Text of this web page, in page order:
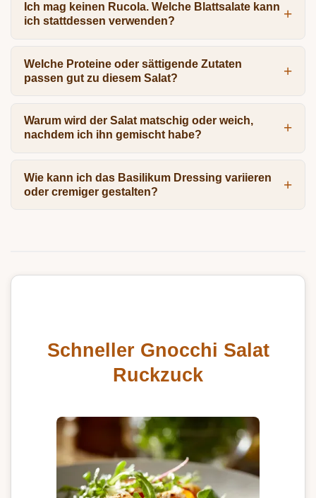
Ich mag keinen Rucola. Welche Blattsalate kann
ich stattdessen verwenden?
Welche Proteine oder sättigende Zutaten
passen gut zu diesem Salat?
Warum wird der Salat matschig oder weich,
nachdem ich ihn gemischt habe?
Wie kann ich das Basilikum Dressing variieren
oder cremiger gestalten?
Schneller Gnocchi Salat
Ruckzuck